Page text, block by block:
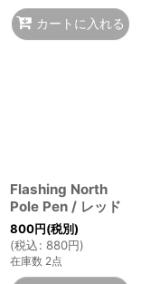
カートに入れる
Flashing North
Pole Pen / レッド
800円(税別)
(税込: 880円)
在庫数 2点